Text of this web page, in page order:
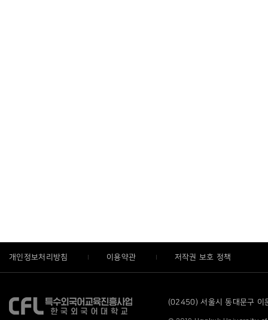
개인정보처리방침 이용약관 저작권 보호 정책
(02450) 서울시 동대문구